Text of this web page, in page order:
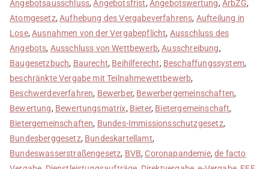
Angebotsausschluss,Angebotsfrist, Angebotswertung, ArbZG,
Atomgesetz,Aufhebung des Vergabeverfahrens, Aufteilung in
Lose,Ausnahmen von der Vergabepflicht, Ausschluss des
Angebots, Ausschluss von Wettbewerb,Ausschreibung,
Baugesetzbuch, Baurecht, Beihilferecht, Beschaffungssystem,
beschränkte Vergabe mit Teilnahmewettbewerb,
Beschwerdeverfahren, Bewerber, Bewerbergemeinschaften,
Bewertung, Bewertungsmatrix, Bieter, Bietergemeinschaft,
Bietergemeinschaften, Bundes-Immissionsschutzgesetz,
Bundesberggesetz, Bundeskartellamt,
Bundeswasserstraßengesetz, BVB,Coronapandemie,de facto